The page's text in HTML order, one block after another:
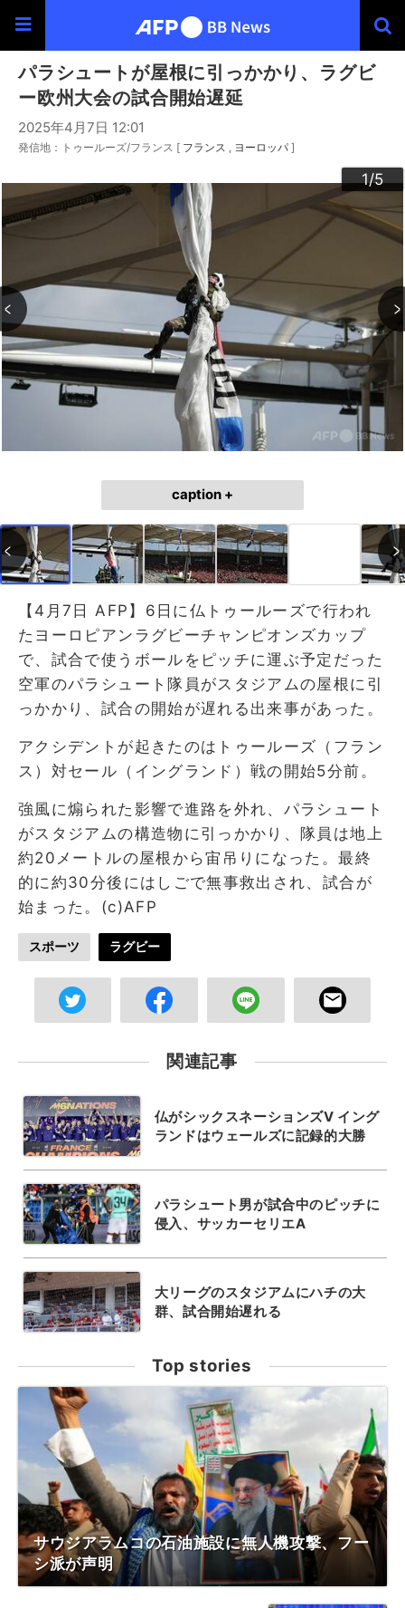
パラシュートが屋根に引っかかり、ラグビ
ー欧州大会の試合開始遅延
2025年4月7日 12:01
発信地：トゥールーズ/フランス [ フランス ヨーロッパ ]
1/5
2/5
3/5
4/5
5/5
caption +
【4月7日 AFP】6日に仏トゥールーズで行われ
たヨーロピアンラグビーチャンピオンズカップ
で、試合で使うボールをピッチに運ぶ予定だった
空軍のパラシュート隊員がスタジアムの屋根に引
っかかり、試合の開始が遅れる出来事があった。
アクシデントが起きたのはトゥールーズ（フラン
ス）対セール（イングランド）戦の開始5分前。
強風に煽られた影響で進路を外れ、パラシュート
がスタジアムの構造物に引っかかり、隊員は地上
約20メートルの屋根から宙吊りになった。最終
的に約30分後にはしごで無事救出され、試合が
始まった。(c)AFP
スポーツ ラグビー
関連記事
仏がシックスネーションズV イング
ランドはウェールズに記録的大勝
パラシュート男が試合中のピッチに
侵入、サッカーセリエA
大リーグのスタジアムにハチの大
群、試合開始遅れる
Top stories
サウジアラムコの石油施設に無人機攻撃、フー
シ派が声明